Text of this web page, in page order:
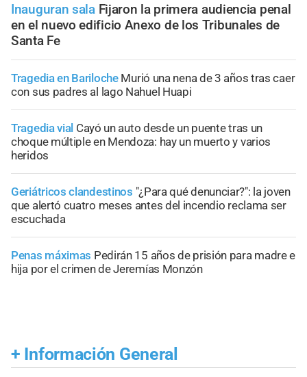
Inauguran sala Fijaron la primera audiencia penal
en el nuevo edificio Anexo de los Tribunales de
Santa Fe
Tragedia en Bariloche Murió una nena de 3 años tras caer
con sus padres al lago Nahuel Huapi
Tragedia vial Cayó un auto desde un puente tras un
choque múltiple en Mendoza: hay un muerto y varios
heridos
Geriátricos clandestinos "¿Para qué denunciar?": la joven
que alertó cuatro meses antes del incendio reclama ser
escuchada
Penas máximas Pedirán 15 años de prisión para madre e
hija por el crimen de Jeremías Monzón
+ Información General